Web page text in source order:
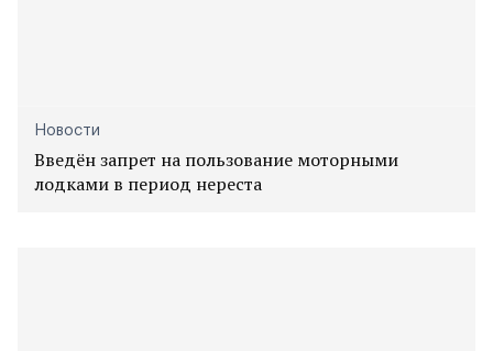
Новости
Введён запрет на пользование моторными
лодками в период нереста